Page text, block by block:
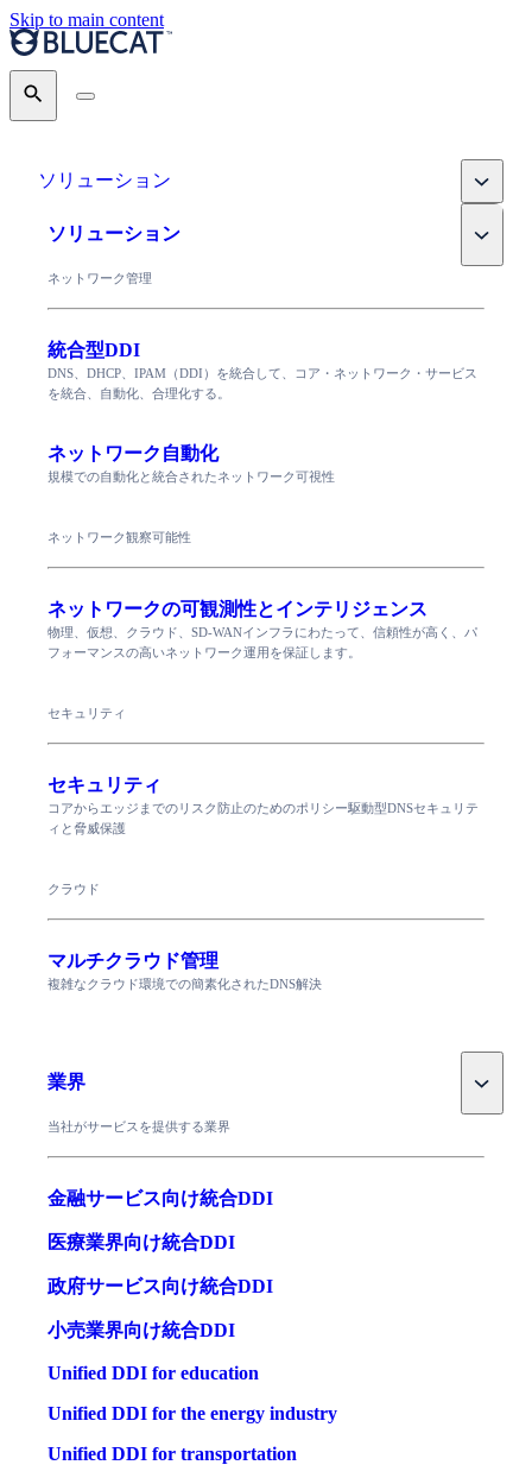
Skip to main content
Search
ソリューション
ソリューション
ネットワーク管理
統合型DDI
DNS、DHCP、IPAM（DDI）を統合して、コア・ネットワーク・サービス
を統合、自動化、合理化する。
ネットワーク自動化
規模での自動化と統合されたネットワーク可視性
ネットワーク観察可能性
ネットワークの可観測性とインテリジェンス
物理、仮想、クラウド、SD-WANインフラにわたって、信頼性が高く、パ
フォーマンスの高いネットワーク運用を保証します。
セキュリティ
セキュリティ
コアからエッジまでのリスク防止のためのポリシー駆動型DNSセキュリテ
ィと脅威保護
クラウド
マルチクラウド管理
複雑なクラウド環境での簡素化されたDNS解決
業界
当社がサービスを提供する業界
金融サービス向け統合DDI
医療業界向け統合DDI
政府サービス向け統合DDI
小売業界向け統合DDI
Unified DDI for education
Unified DDI for the energy industry
Unified DDI for transportation